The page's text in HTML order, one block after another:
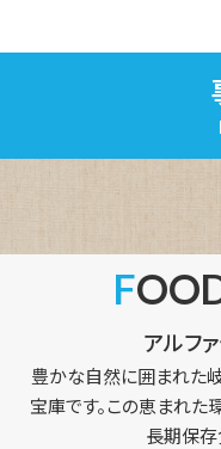
アルフ
豊かな自然に囲まれた
宝庫です。この恵まれた
長期保存